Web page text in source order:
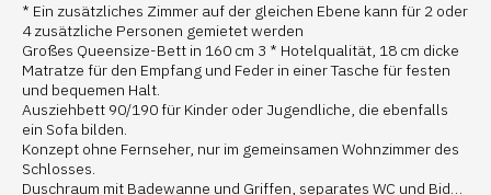
* Ein zusätzliches Zimmer auf der gleichen Ebene kann für 2 oder
4 zusätzliche Personen gemietet werden
Großes Queensize-Bett in 160 cm 3 * Hotelqualität, 18 cm dicke
Matratze für den Empfang und Feder in einer Tasche für festen
und bequemen Halt.
Ausziehbett 90/190 für Kinder oder Jugendliche, die ebenfalls
ein Sofa bilden.
Konzept ohne Fernseher, nur im gemeinsamen Wohnzimmer des
Schlosses.
Duschraum mit Badewanne und Griffen, separates WC und Bidet